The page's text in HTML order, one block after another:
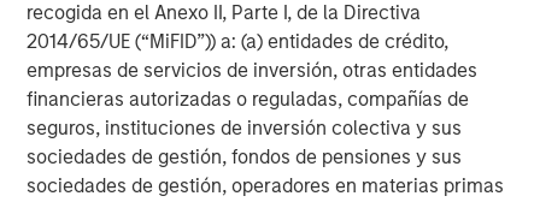
recogida en el Anexo II, Parte I, de la Directiva
2014/65/UE (“MiFID”)) a: (a) entidades de crédito,
empresas de servicios de inversión, otras entidades
financieras autorizadas o reguladas, compañías de
seguros, instituciones de inversión colectiva y sus
sociedades de gestión, fondos de pensiones y sus
sociedades de gestión, operadores en materias primas
lending issuance on record. While activity moderated
modestly in the second half of the year, that reflected
normalization following a period of rapid growth rather
than a sharply weakening demand picture. Sponsor and
borrower sentiment has been improving as the policy
backdrop became more certain, rate volatility has eased,
and private equity dry powder remains elevated.